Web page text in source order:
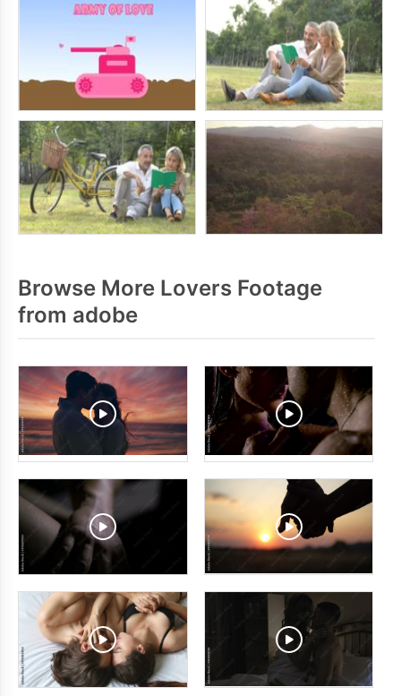
Browse More Lovers Footage
from adobe